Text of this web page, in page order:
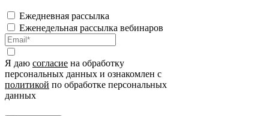
Ежедневная рассылка
Еженедельная рассылка вебинаров
Я даю согласие на обработку
персональных данных и ознакомлен с
политикой по обработке персональных
данных